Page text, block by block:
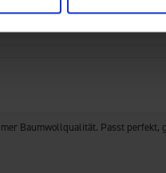
Baumwollqualität. Passt perfekt,